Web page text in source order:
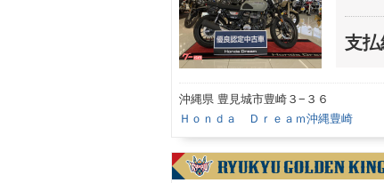
支
沖縄県 豊見城市豊崎３−３６
Ｈｏｎｄａ Ｄｒｅａｍ沖縄豊崎